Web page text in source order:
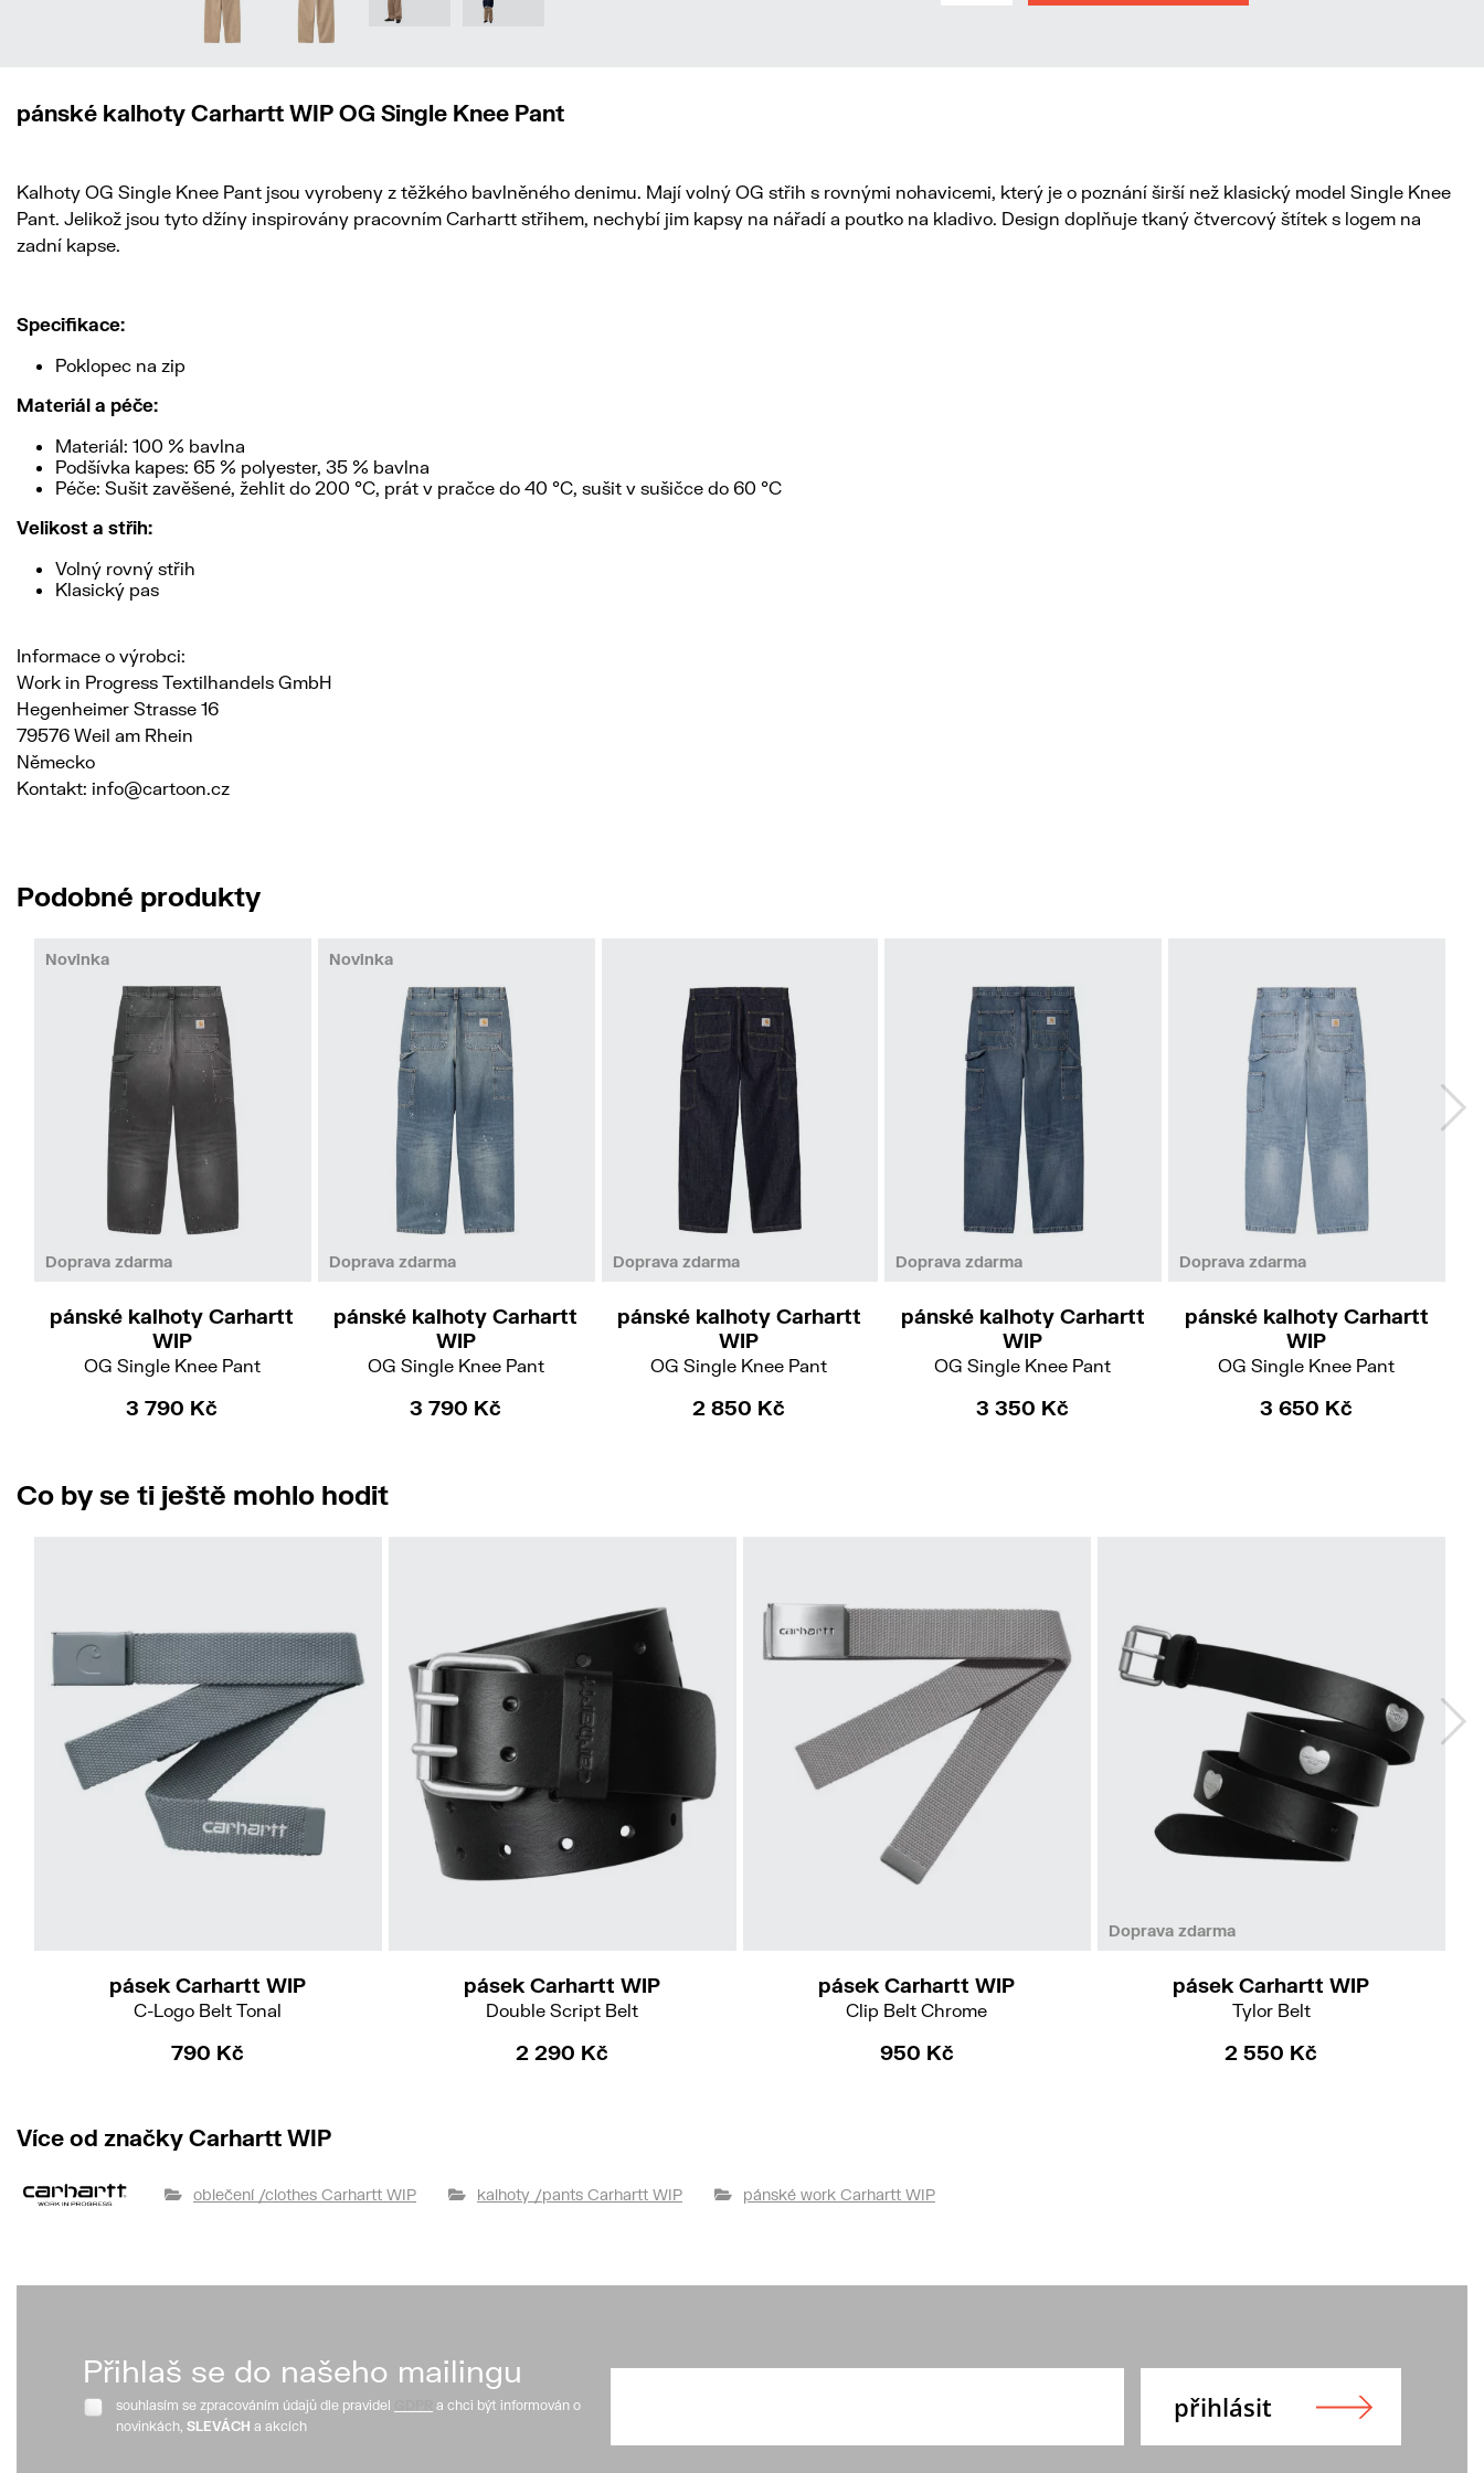
pánské kalhoty Carhartt WIP OG Single Knee Pant
Kalhoty OG Single Knee Pant jsou vyrobeny z těžkého bavlněného denimu. Mají volný OG střih s rovnými nohavicemi, který je o poznání širší než klasický model Single Knee
Pant. Jelikož jsou tyto džíny inspirovány pracovním Carhartt střihem, nechybí jim kapsy na nářadí a poutko na kladivo. Design doplňuje tkaný čtvercový štítek s logem na
zadní kapse.
Specifikace:
Poklopec na zip
Materiál a péče:
Materiál: 100 % bavlna
Podšívka kapes: 65 % polyester, 35 % bavlna
Péče: Sušit zavěšené, žehlit do 200 °C, prát v pračce do 40 °C, sušit v sušičce do 60 °C
Velikost a střih:
Volný rovný střih
Klasický pas
Informace o výrobci:
Work in Progress Textilhandels GmbH
Hegenheimer Strasse 16
79576 Weil am Rhein
Německo
Kontakt: info@cartoon.cz
Podobné produkty
Doprava zdarma
Novinka
XSSM
pánské kalhoty Carhartt
WIP
OG Single Knee Pant
3 790 Kč
Doprava zdarma
Novinka
SM
pánské kalhoty Carhartt
WIP
OG Single Knee Pant
3 790 Kč
Doprava zdarma
XL
pánské kalhoty Carhartt
WIP
OG Single Knee Pant
2 850 Kč
Doprava zdarma
pánské kalhoty Carhartt
WIP
OG Single Knee Pant
3 350 Kč
Doprava zdarma
pánské kalhoty Carhartt
WIP
OG Single Knee Pant
3 650 Kč
Co by se ti ještě mohlo hodit
pásek Carhartt WIP
C-Logo Belt Tonal
790 Kč
pásek Carhartt WIP
Double Script Belt
2 290 Kč
pásek Carhartt WIP
Clip Belt Chrome
950 Kč
Doprava zdarma
pásek Carhartt WIP
Tylor Belt
2 550 Kč
Více od značky Carhartt WIP
oblečení /clothes Carhartt WIP kalhoty /pants Carhartt WIP pánské work Carhartt WIP
Přihlaš se do našeho mailingu
souhlasím se zpracováním údajů dle pravidel
a chci být informován o
novinkách, SLEVÁCH a akcích